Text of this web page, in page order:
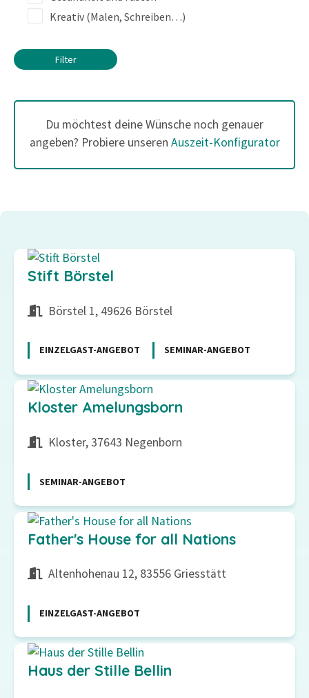
Kreativ (Malen, Schreiben…)
Filter
Du möchtest deine Wünsche noch genauer
angeben? Probiere unseren Auszeit-Konfigurator
Stift Börstel
Börstel 1, 49626 Börstel
EINZELGAST-ANGEBOT SEMINAR-ANGEBOT
Kloster Amelungsborn
Kloster, 37643 Negenborn
SEMINAR-ANGEBOT
Father's House for all Nations
Altenhohenau 12, 83556 Griesstätt
EINZELGAST-ANGEBOT
Haus der Stille Bellin